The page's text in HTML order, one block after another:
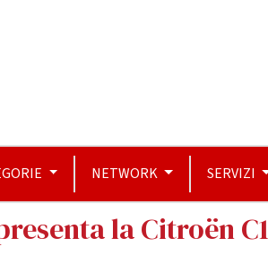
NETWORK SERVIZI
la Citroën